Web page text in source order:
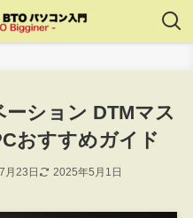
ション DTMマス
おすすめガイド
月23日 2025年5月1日